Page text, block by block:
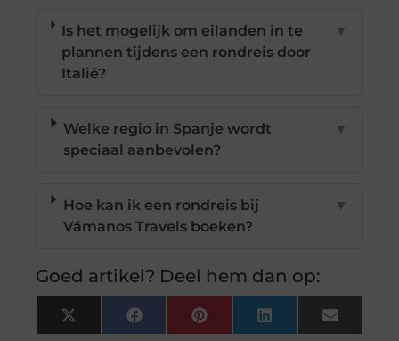
Is het mogelijk om eilanden in te
plannen tijdens een rondreis door
Italië?
▼
Welke regio in Spanje wordt
speciaal aanbevolen?
▼
Hoe kan ik een rondreis bij
Vámanos Travels boeken?
▼
Goed artikel? Deel hem dan op:
X
(Twitter)
FacebookPinterestLinkedInEmail